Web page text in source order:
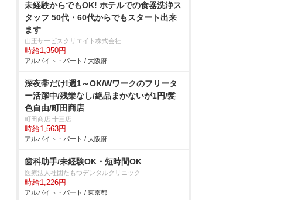
未経験からでもOK! ホテルでの食器洗浄ス
タッフ 50代・60代からでもスタート出来
ます
山王サービスクリエイト株式会社
時給1,350円
アルバイト・パート / 大阪府
深夜帯だけ!週1～OK/Wワークのフリータ
ー活躍中/残業なし/絶品まかないが1円/髪
色自由/町田商店
町田商店 十三店
時給1,563円
アルバイト・パート / 大阪府
歯科助手/未経験OK・短時間OK
医療法人社団たもつデンタルクリニック
時給1,226円
アルバイト・パート / 東京都